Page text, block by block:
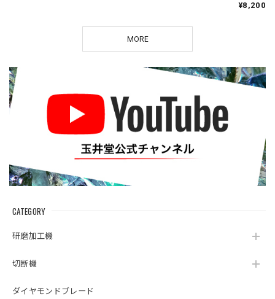
CATEGORY
研磨加工機
切断機
ダイヤモンドブレード
¥8,200
MORE